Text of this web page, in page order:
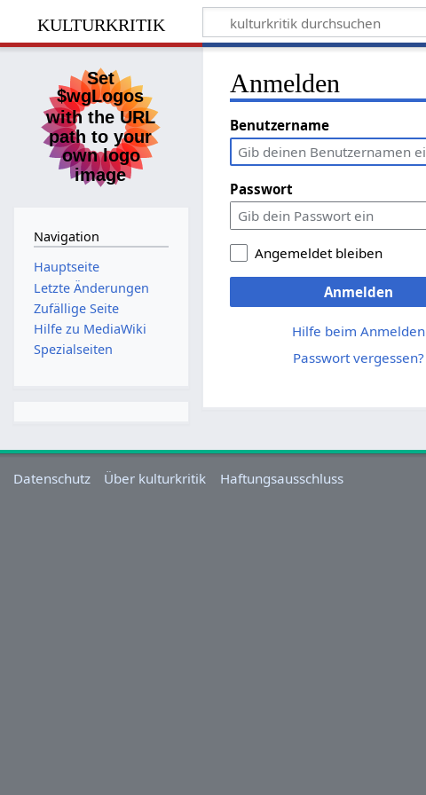
kulturkritik
Anmelden
Benutzername
Passwort
Angemeldet bleiben
Anmelden
Hilfe beim Anmelden
Passwort vergessen?
Navigation
Hauptseite
Letzte Änderungen
Zufällige Seite
Hilfe zu MediaWiki
Spezialseiten
Datenschutz Über kulturkritik Haftungsausschluss